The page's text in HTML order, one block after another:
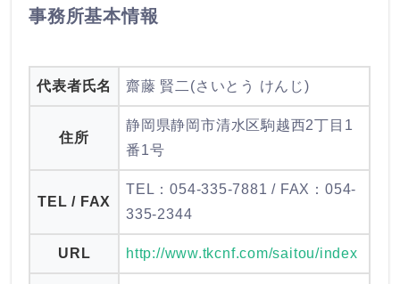
事務所基本情報
代表者氏名 齋藤 賢二(さいとう けんじ)
住所
静岡県静岡市清水区駒越西2丁目1
番1号
TEL / FAX
TEL：054-335-7881 / FAX：054-
335-2344
URL http://www.tkcnf.com/saitou/index